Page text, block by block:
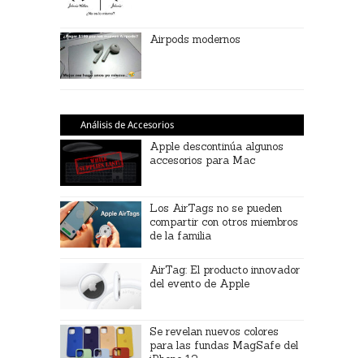
Airpods modernos
Análisis de Accesorios
Apple descontinúa algunos
accesorios para Mac
Los AirTags no se pueden
compartir con otros miembros
de la familia
AirTag: El producto innovador
del evento de Apple
Se revelan nuevos colores
para las fundas MagSafe del